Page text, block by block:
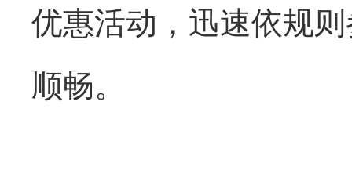
优惠活动，迅速依规
顺畅。